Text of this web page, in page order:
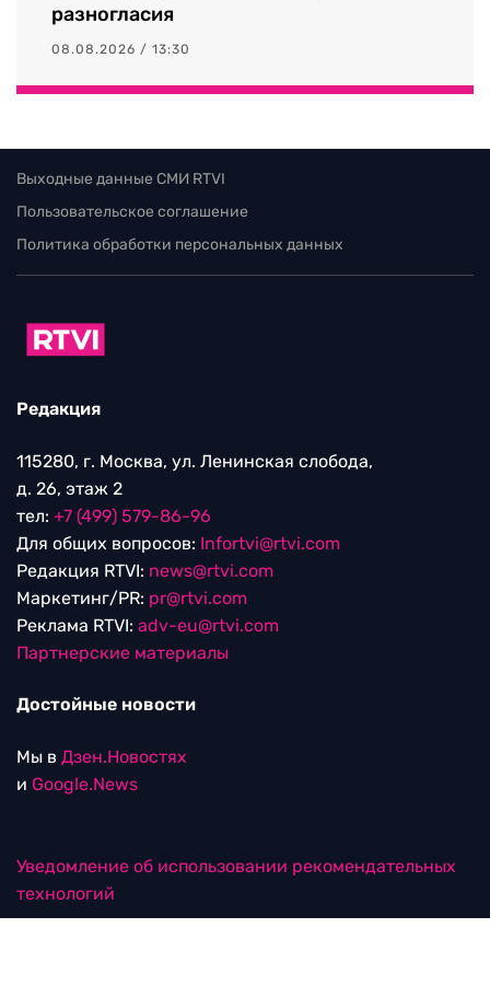
разногласия
08.08.2026 / 13:30
Выходные данные СМИ RTVI
Пользовательское соглашение
Политика обработки персональных данных
Редакция
115280, г. Москва, ул. Ленинская слобода,
д. 26, этаж 2
тел: +7 (499) 579-86-96
Для общих вопросов: Infortvi@rtvi.com
Редакция RTVI: news@rtvi.com
Маркетинг/PR: pr@rtvi.com
Реклама RTVI: adv-eu@rtvi.com
Партнерские материалы
Достойные новости
Мы в Дзен.Новостях
и Google.News
Уведомление об использовании рекомендательных
технологий